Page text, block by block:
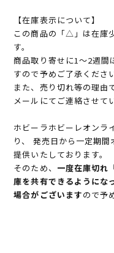
【在庫表示について】
この商品の「△」は在庫
す。
商品取り寄せに1～2週間
すので予めご了承ください
また、売り切れ等の理由
メールにてご連絡させて
ホビーラホビーレオンラ
り、 発売日から一定期
提供いたしております。
そのため、 一度在庫切れ
庫を共有できるようにな
場合がございますので予